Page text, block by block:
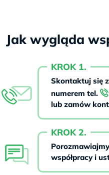
Jak wygląda
KROK 1.
Skontaktuj się
numerem tel.
lub zamów
KROK 2.
współpracy i